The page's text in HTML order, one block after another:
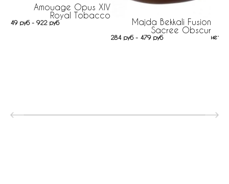
Amouage Opus XIV
Royal Tobacco
49 руб - 922 руб
Majda Bekkali Fusion
Sacree Obscur
284 руб - 479 руб нет